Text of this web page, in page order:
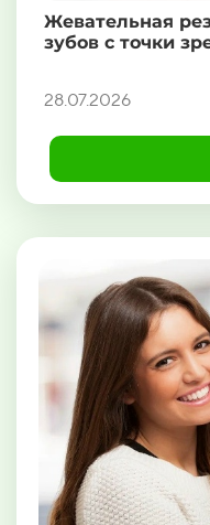
Жевательная
зубов с точки
28.07.2026